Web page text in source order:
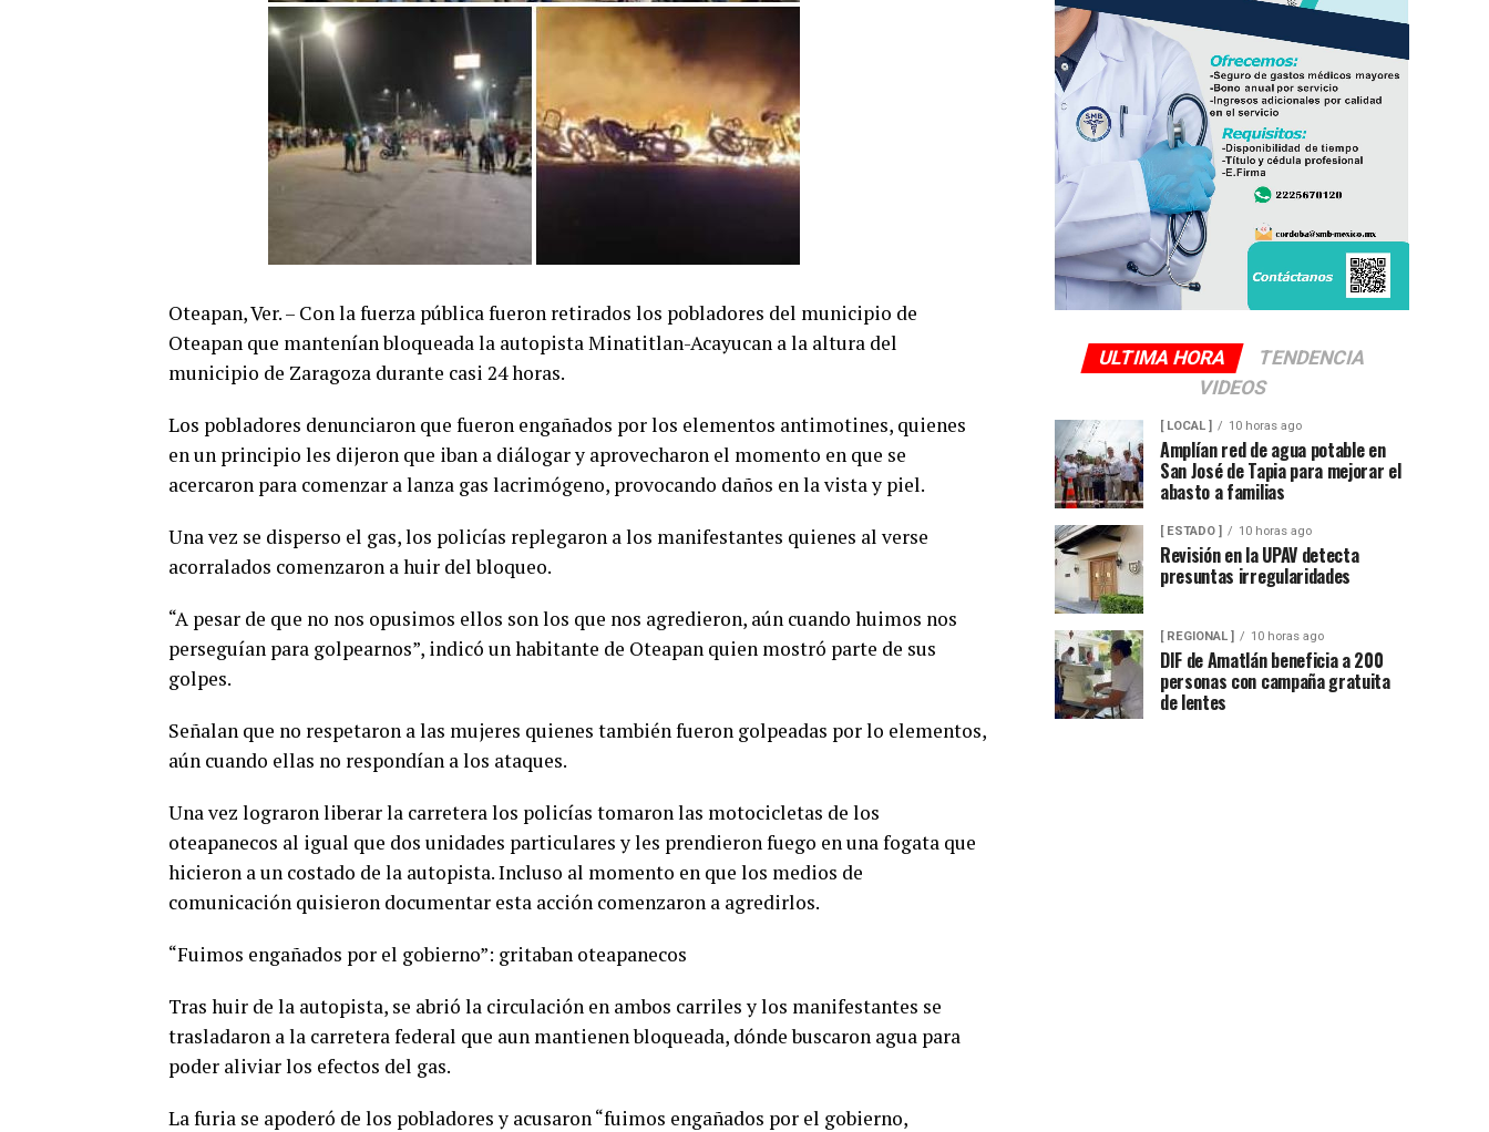
Oteapan, Ver. – Con la fuerza pública fueron retirados los pobladores del municipio de
Oteapan que mantenían bloqueada la autopista Minatitlan-Acayucan a la altura del
municipio de Zaragoza durante casi 24 horas.
Los pobladores denunciaron que fueron engañados por los elementos antimotines, quienes
en un principio les dijeron que iban a diálogar y aprovecharon el momento en que se
acercaron para comenzar a lanza gas lacrimógeno, provocando daños en la vista y piel.
Una vez se disperso el gas, los policías replegaron a los manifestantes quienes al verse
acorralados comenzaron a huir del bloqueo.
“A pesar de que no nos opusimos ellos son los que nos agredieron, aún cuando huimos nos
perseguían para golpearnos”, indicó un habitante de Oteapan quien mostró parte de sus
golpes.
Señalan que no respetaron a las mujeres quienes también fueron golpeadas por lo elementos,
aún cuando ellas no respondían a los ataques.
Una vez lograron liberar la carretera los policías tomaron las motocicletas de los
oteapanecos al igual que dos unidades particulares y les prendieron fuego en una fogata que
hicieron a un costado de la autopista. Incluso al momento en que los medios de
comunicación quisieron documentar esta acción comenzaron a agredirlos.
“Fuimos engañados por el gobierno”: gritaban oteapanecos
Tras huir de la autopista, se abrió la circulación en ambos carriles y los manifestantes se
trasladaron a la carretera federal que aun mantienen bloqueada, dónde buscaron agua para
poder aliviar los efectos del gas.
La furia se apoderó de los pobladores y acusaron “fuimos engañados por el gobierno,
ULTIMA HORA
TENDENCIA
VIDEOS
[ LOCAL ] 10 horas ago
Amplían red de agua potable en
San José de Tapia para mejorar el
abasto a familias
[ ESTADO ] 10 horas ago
Revisión en la UPAV detecta
presuntas irregularidades
[ REGIONAL ] 10 horas ago
DIF de Amatlán beneficia a 200
personas con campaña gratuita
de lentes